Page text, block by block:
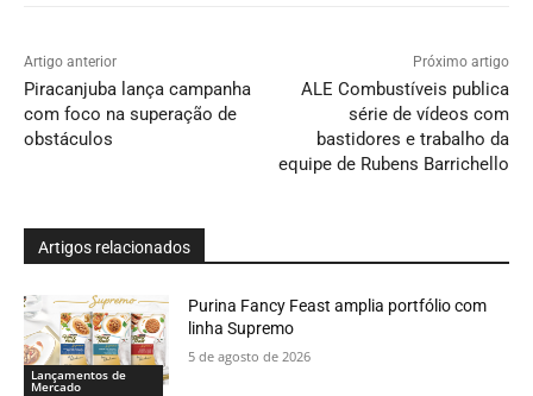
Artigo anterior
Piracanjuba lança campanha
com foco na superação de
obstáculos
Próximo artigo
ALE Combustíveis publica
série de vídeos com
bastidores e trabalho da
equipe de Rubens Barrichello
Artigos relacionados
Lançamentos de
Mercado
Purina Fancy Feast amplia portfólio com
linha Supremo
5 de agosto de 2026